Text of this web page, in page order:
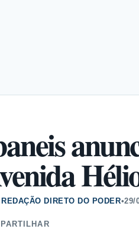
REDAÇÃO DIRETO DO PODER•29/